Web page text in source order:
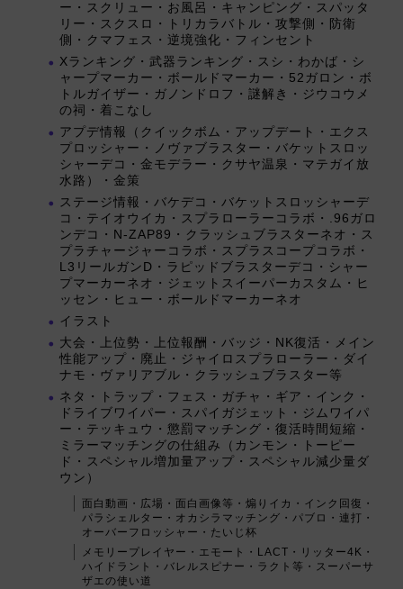
ー・スクリュー・お風呂・キャンピング・スパッタ
リー・スクスロ・トリカラバトル・攻撃側・防衛
側・クマフェス・逆境強化・フィンセント
Xランキング・武器ランキング・スシ・わかば・シ
ャープマーカー・ボールドマーカー・52ガロン・ボ
トルガイザー・ガノンドロフ・謎解き・ジウコウメ
の祠・着こなし
アプデ情報（クイックボム・アップデート・エクス
プロッシャー・ノヴァブラスター・バケットスロッ
シャーデコ・金モデラー・クサヤ温泉・マテガイ放
水路）・金策
ステージ情報・バケデコ・バケットスロッシャーデ
コ・テイオウイカ・スプラローラーコラボ・.96ガロ
ンデコ・N-ZAP89・クラッシュブラスターネオ・ス
プラチャージャーコラボ・スプラスコープコラボ・
L3リールガンD・ラピッドブラスターデコ・シャー
プマーカーネオ・ジェットスイーパーカスタム・ヒ
ッセン・ヒュー・ボールドマーカーネオ
イラスト
大会・上位勢・上位報酬・バッジ・NK復活・メイン
性能アップ・廃止・ジャイロスプラローラー・ダイ
ナモ・ヴァリアブル・クラッシュブラスター等
ネタ・トラップ・フェス・ガチャ・ギア・インク・
ドライブワイパー・スパイガジェット・ジムワイパ
ー・テッキュウ・懲罰マッチング・復活時間短縮・
ミラーマッチングの仕組み（カンモン・トーピー
ド・スペシャル増加量アップ・スペシャル減少量ダ
ウン）
面白動画・広場・面白画像等・煽りイカ・インク回復・
パラシェルター・オカシラマッチング・パブロ・連打・
オーバーフロッシャー・たいじ杯
メモリープレイヤー・エモート・LACT・リッター4K・
ハイドラント・バレルスピナー・ラクト等・スーパーサ
ザエの使い道